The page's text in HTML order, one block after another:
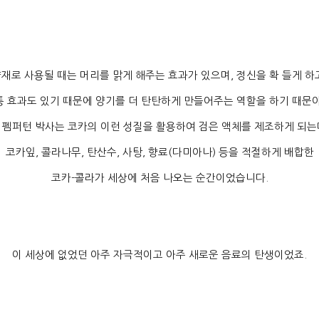
재로 사용될 때는 머리를 맑게 해주는 효과가 있으며 정신을 확 들게 하
효과도 있기 때문에 양기를 더 탄탄하게 만들어주는 역할을 하기 때문
펨퍼턴 박사는 코카의 이런 성질을 활용하여 검은 액체를 제조하게 되는
코카잎 콜라나무 탄산수 사탕, 향료 (다미아나) 등을 적절하게 배합한
코카-콜라가 세상에 처음 나오는 순간이었습니다
이 세상에 없었던 아주 자극적이고 아주 새로운 음료의 탄생이었죠